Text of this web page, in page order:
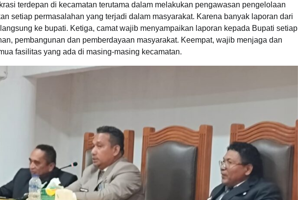
terdepan di kecamatan terutama dalam melakukan pengawasan pengelolaan
setiap permasalahan yang terjadi dalam masyarakat. Karena banyak laporan dari
ke bupati. Ketiga, camat wajib menyampaikan laporan kepada Bupati setiap
pembangunan dan pemberdayaan masyarakat. Keempat, wajib menjaga dan
fasilitas yang ada di masing-masing kecamatan.